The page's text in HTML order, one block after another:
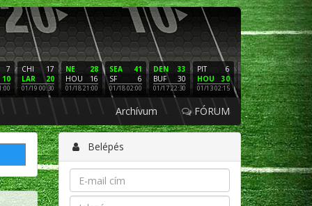
7
10
17
CHI
20
LAR
01/19 00:30
28
NE
16
HOU
01/18 21:00
41
SEA
6
SF
01/18 02:00
33
DEN
30
BUF
01/17 22:30
6
PIT
30
HOU
01/13 02:15
16
NE
3
LAC
01/12 02:00
PHI
SF
01/11
Archívum FÓRUM
Belépés